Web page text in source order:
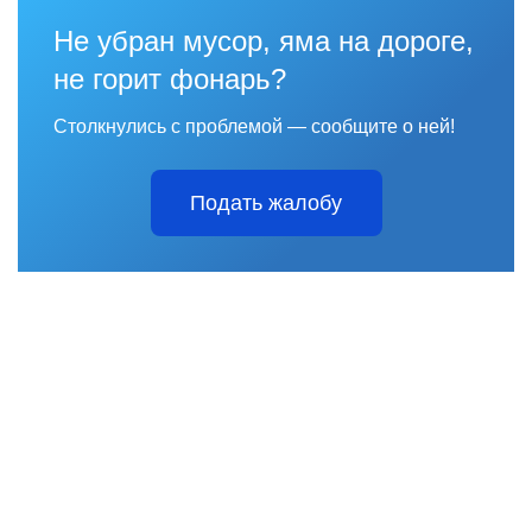
Не убран мусор, яма на дороге,
не горит фонарь?
Столкнулись с проблемой — сообщите о ней!
Подать жалобу